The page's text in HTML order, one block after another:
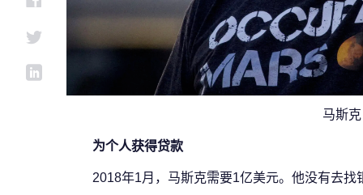
马斯克
为个人获得贷款
2018年1月，马斯克需要1亿美元。他没有去